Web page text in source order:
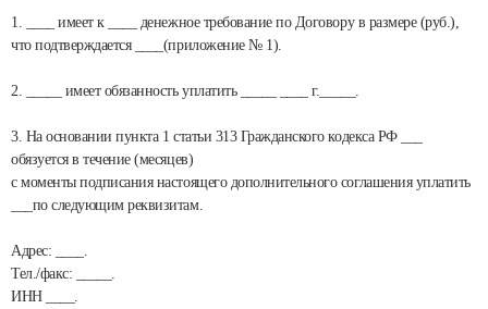
1. ____ имеет к ____ денежное требование по Договору в размере (руб.),
что подтверждается ____(приложение № 1).
2. _____ имеет обязанность уплатить _____ ____ г._____.
3. На основании пункта 1 статьи 313 Гражданского кодекса РФ ___
обязуется в течение (месяцев)
с моменты подписания настоящего дополнительного соглашения уплатить
___по следующим реквизитам.
Адрес: ____.
Тел./факс: _____.
ИНН ____.